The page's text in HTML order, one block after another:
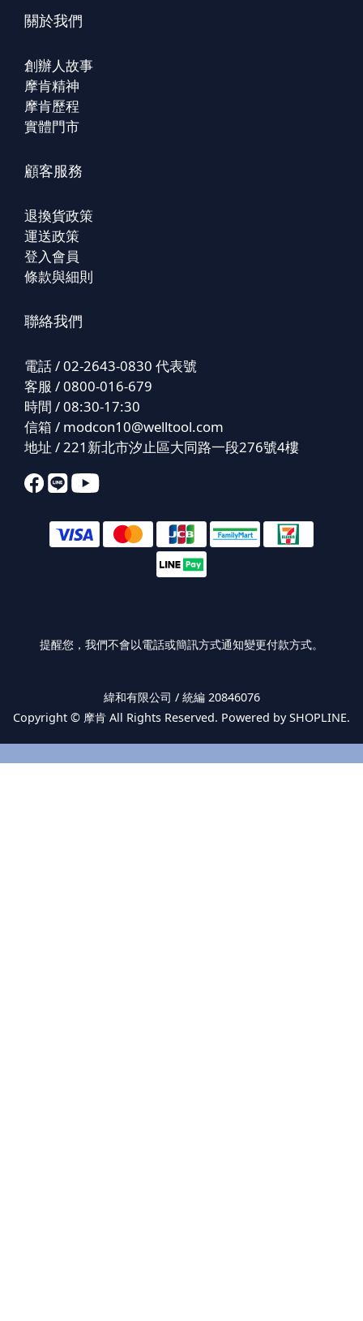
關於我們
創辦人故事
摩肯精神
摩肯歷程
實體門市
顧客服務
退換貨政策
運送政策
登入會員
條款與細則
聯絡我們
電話 / 02-2643-0830 代表號
客服 / 0800-016-679
時間 / 08:30-17:30
信箱 / modcon10@welltool.com
地址 / 221新北市汐止區大同路一段276號4樓
提醒您，我們不會以電話或簡訊方式通知變更付款方式。
緯和有限公司 / 統編 20846076
Copyright © 摩肯 All Rights Reserved. Powered by SHOPLINE.